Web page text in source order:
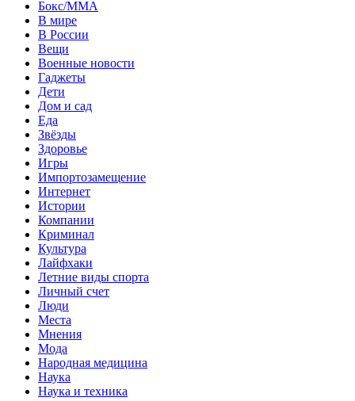
Бокс/MMA
В мире
В России
Вещи
Военные новости
Гаджеты
Дети
Дом и сад
Еда
Звёзды
Здоровье
Игры
Импортозамещение
Интернет
Истории
Компании
Криминал
Культура
Лайфхаки
Летние виды спорта
Личный счет
Люди
Места
Мнения
Мода
Народная медицина
Наука
Наука и техника